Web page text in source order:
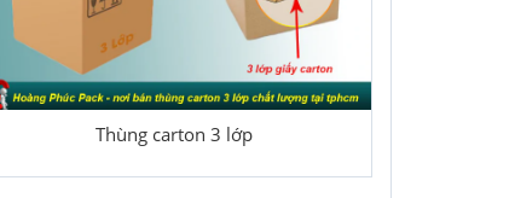
Thùng carton 3 lớp